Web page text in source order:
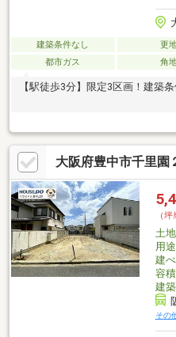
建築条件なし 更
都市ガス
角
【駅徒歩3分】限定3区画！建築
大阪府豊中市千里園
（
土
用
建
容
建
その